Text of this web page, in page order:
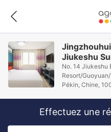
Jiukeshu
No. 14 Jiukeshu
Resort/
Pékin, Chine,
Effectuez une